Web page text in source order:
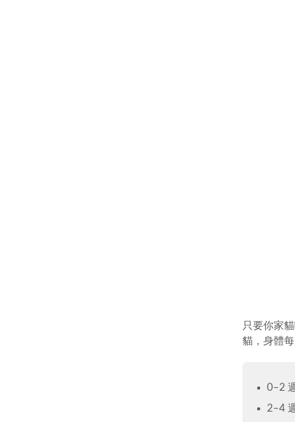
只要你家
貓，身體每
0–2
2–4